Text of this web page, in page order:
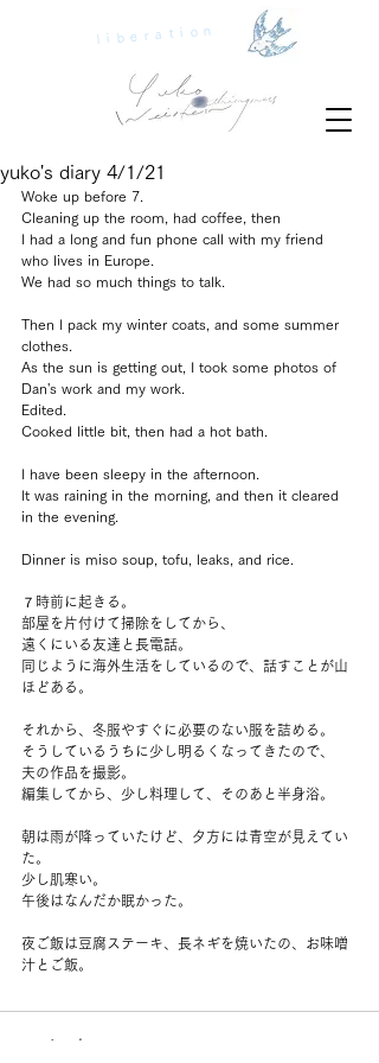
liberation
yuko's diary 4/1/21
Woke up before 7.
Cleaning up the room, had coffee, then
I had a long and fun phone call with my friend
who lives in Europe.
We had so much things to talk.
Then I pack my winter coats, and some summer
clothes.
As the sun is getting out, I took some photos of
Dan's work and my work.
Edited.
Cooked little bit, then had a hot bath.
I have been sleepy in the afternoon.
It was raining in the morning, and then it cleared
in the evening.
Dinner is miso soup, tofu, leaks, and rice.
７時前に起きる。
部屋を片付けて掃除をしてから、
遠くにいる友達と長電話。
同じように海外生活をしているので、話すことが山
ほどある。
それから、冬服やすぐに必要のない服を詰める。
そうしているうちに少し明るくなってきたので、
夫の作品を撮影。
編集してから、少し料理して、そのあと半身浴。
朝は雨が降っていたけど、夕方には青空が見えてい
た。
少し肌寒い。
午後はなんだか眠かった。
夜ご飯は豆腐ステーキ、長ネギを焼いたの、お味噌
汁とご飯。
コメント